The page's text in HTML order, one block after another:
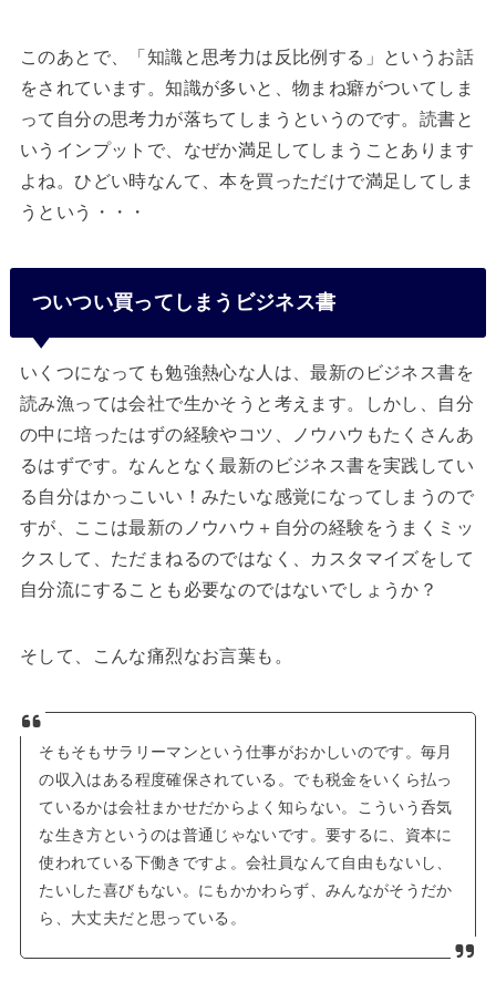
このあとで、「知識と思考力は反比例する」というお話
をされています。知識が多いと、物まね癖がついてしま
って自分の思考力が落ちてしまうというのです。読書と
いうインプットで、なぜか満足してしまうことあります
よね。ひどい時なんて、本を買っただけで満足してしま
うという・・・
ついつい買ってしまうビジネス書
いくつになっても勉強熱心な人は、最新のビジネス書を
読み漁っては会社で生かそうと考えます。しかし、自分
の中に培ったはずの経験やコツ、ノウハウもたくさんあ
るはずです。なんとなく最新のビジネス書を実践してい
る自分はかっこいい！みたいな感覚になってしまうので
すが、ここは最新のノウハウ＋自分の経験をうまくミッ
クスして、ただまねるのではなく、カスタマイズをして
自分流にすることも必要なのではないでしょうか？
そして、こんな痛烈なお言葉も。
そもそもサラリーマンという仕事がおかしいのです。毎月
の収入はある程度確保されている。でも税金をいくら払っ
ているかは会社まかせだからよく知らない。こういう呑気
な生き方というのは普通じゃないです。要するに、資本に
使われている下働きですよ。会社員なんて自由もないし、
たいした喜びもない。にもかかわらず、みんながそうだか
ら、大丈夫だと思っている。